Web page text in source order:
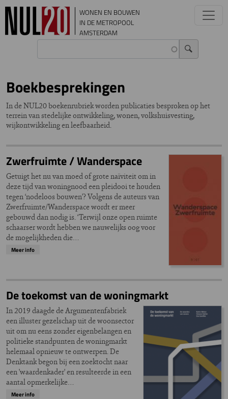
Overslaan en naar de inhoud gaan
WONEN EN BOUWEN
IN DE METROPOOL
AMSTERDAM
Boekbesprekingen
In de NUL20 boekenrubriek worden publicaties besproken op het
terrein van stedelijke ontwikkeling, wonen, volkshuisvesting,
wijkontwikkeling en leefbaarheid.
Zwerfruimte / Wanderspace
Getuigt het nu van moed of grote naïviteit om in
deze tijd van woningnood een pleidooi te houden
tegen ‘nodeloos bouwen’? Volgens de auteurs van
Zwerfruimte/Wanderspace wordt er meer
gebouwd dan nodig is. ‘Terwijl onze open ruimte
schaarser wordt hebben we nauwelijks oog voor
de mogelijkheden die…
Meer info
De toekomst van de woningmarkt
In 2019 daagde de Argumentenfabriek
een illuster gezelschap uit de woonsector
uit om nu eens zonder eigenbelangen en
politieke standpunten de woningmarkt
helemaal opnieuw te ontwerpen. De
Denktank begon bij een zoektocht naar
een 'waardenkader' en resulteerde in een
aantal opmerkelijke…
Meer info